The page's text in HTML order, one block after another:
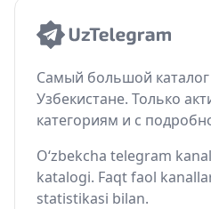
Самый большой каталог
Узбекистане. Только
категориям и с
O‘zbekcha telegram
katalogi. Faqt faol
statistikasi bilan.